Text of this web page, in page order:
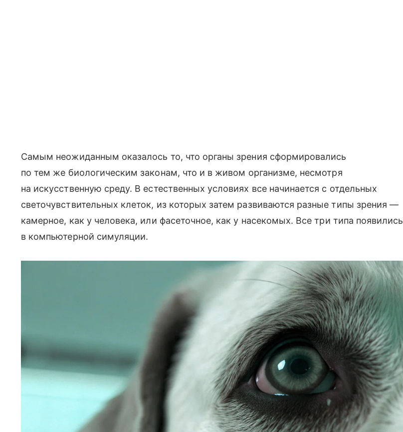
Самым неожиданным оказалось то, что органы зрения сформировались
по тем же биологическим законам, что и в живом организме, несмотря
на искусственную среду. В естественных условиях все начинается с отдельных
светочувствительных клеток, из которых затем развиваются разные типы зрения —
камерное, как у человека, или фасеточное, как у насекомых. Все три типа появились
в компьютерной симуляции.